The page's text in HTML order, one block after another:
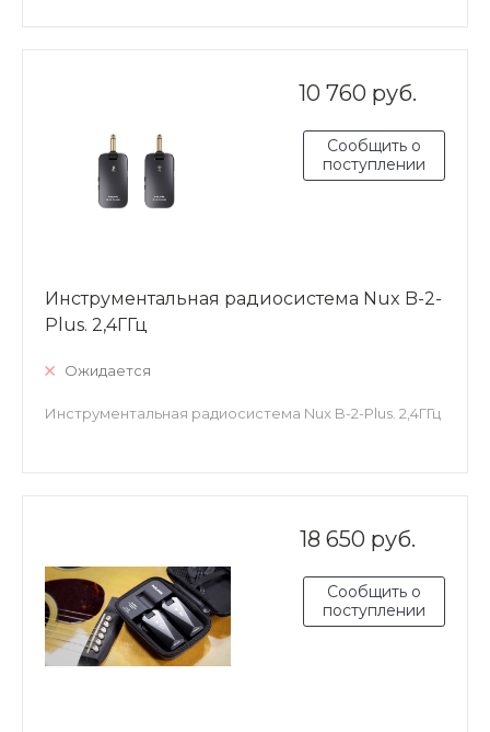
10 760 руб.
Сообщить о
поступлении
Инструментальная радиосистема Nux B-2-
Plus. 2,4ГГц
Ожидается
Инструментальная радиосистема Nux B-2-Plus. 2,4ГГц
18 650 руб.
Сообщить о
поступлении